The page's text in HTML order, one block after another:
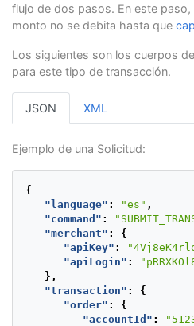
flujo de dos pasos. En este
monto no se debita hasta que
Los siguientes son los cuerpos
para este tipo de transacción.
JSON XML
Ejemplo de una Solicitud:
{
"language" : "es" ,
"command" :
"merchant" :
{
"apiKey" :
"apiLogin" :
},
"transaction" :
{
"order" :
{
"accountId" :